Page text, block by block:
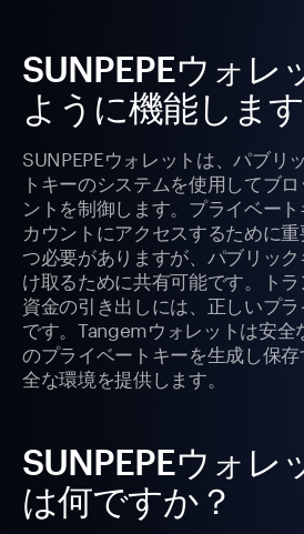
SUNPEPEウォレ
ように機能しま
SUNPEPEウォレットは、パブリ
トキーのシステムを使用してブ
ントを制御します。プライベー
カウントにアクセスするために
つ必要がありますが、パブリッ
け取るために共有可能です。ト
資金の引き出しには、正しいプ
です。Tangemウォレットは安全
のプライベートキーを生成し保
全な環境を提供します。
SUNPEPEウォレ
は何ですか？